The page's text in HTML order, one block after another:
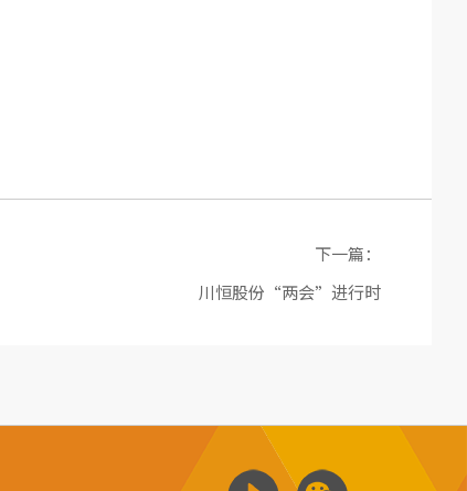
下一篇：
川恒股份“两会”进行时